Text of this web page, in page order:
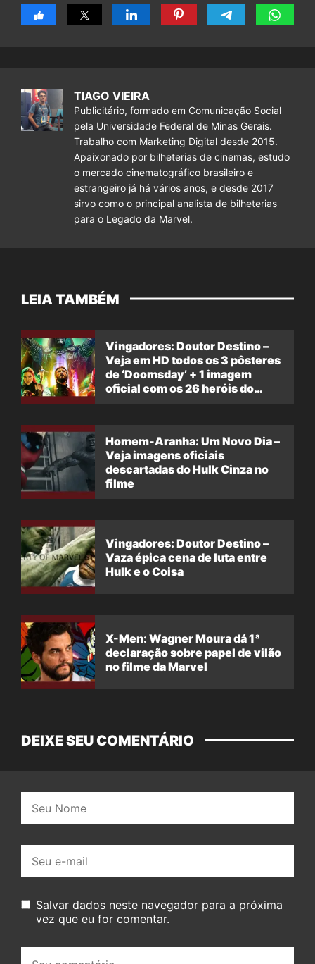
TIAGO VIEIRA
Publicitário, formado em Comunicação Social
pela Universidade Federal de Minas Gerais.
Trabalho com Marketing Digital desde 2015.
Apaixonado por bilheterias de cinemas, estudo
o mercado cinematográfico brasileiro e
estrangeiro já há vários anos, e desde 2017
sirvo como o principal analista de bilheterias
para o Legado da Marvel.
LEIA TAMBÉM
Vingadores: Doutor Destino –
Veja em HD todos os 3 pôsteres
de ‘Doomsday’ + 1 imagem
oficial com os 26 heróis do
Homem-Aranha: Um Novo Dia –
Veja imagens oficiais
descartadas do Hulk Cinza no
filme
Vingadores: Doutor Destino –
Vaza épica cena de luta entre
Hulk e o Coisa
X-Men: Wagner Moura dá 1ª
declaração sobre papel de vilão
no filme da Marvel
DEIXE SEU COMENTÁRIO
mail:
Salvar dados neste navegador para a próxima
vez que eu for comentar.